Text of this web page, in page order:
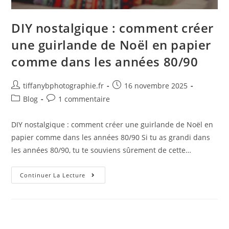
DIY nostalgique : comment créer
une guirlande de Noël en papier
comme dans les années 80/90
tiffanybphotographie.fr
16 novembre 2025
Blog
1 commentaire
DIY nostalgique : comment créer une guirlande de Noël en
papier comme dans les années 80/90 Si tu as grandi dans
les années 80/90, tu te souviens sûrement de cette…
Continuer La Lecture